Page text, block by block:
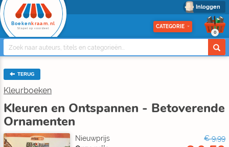
Inloggen
Boeken kraam.nl
Stapel op voordeel CATEGORIE
0
TERUG
Kleurboeken
Kleuren en Ontspannen - Betoverende
Ornamenten
Nieuwprijs
€ 9,99